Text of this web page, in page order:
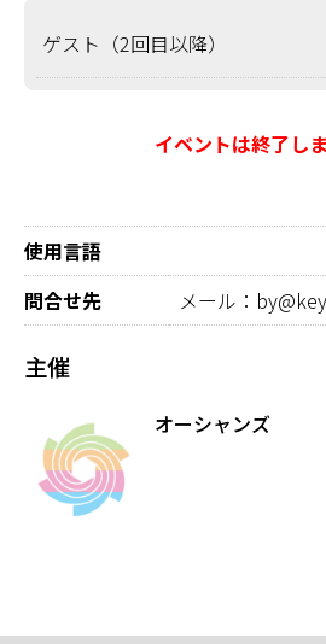
ゲスト（2回目以降）
イベントは終了しま
使用言語
問合せ先
メール：
主催
オーシャンズ